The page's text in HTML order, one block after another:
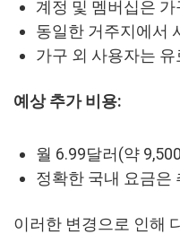
계정 및 멤버십은
동일한 거주지에서
가구 외 사용자는
예상 추가 비용:
월 6.99달러(약
정확한 국내 요금은
이러한 변경으로 인해